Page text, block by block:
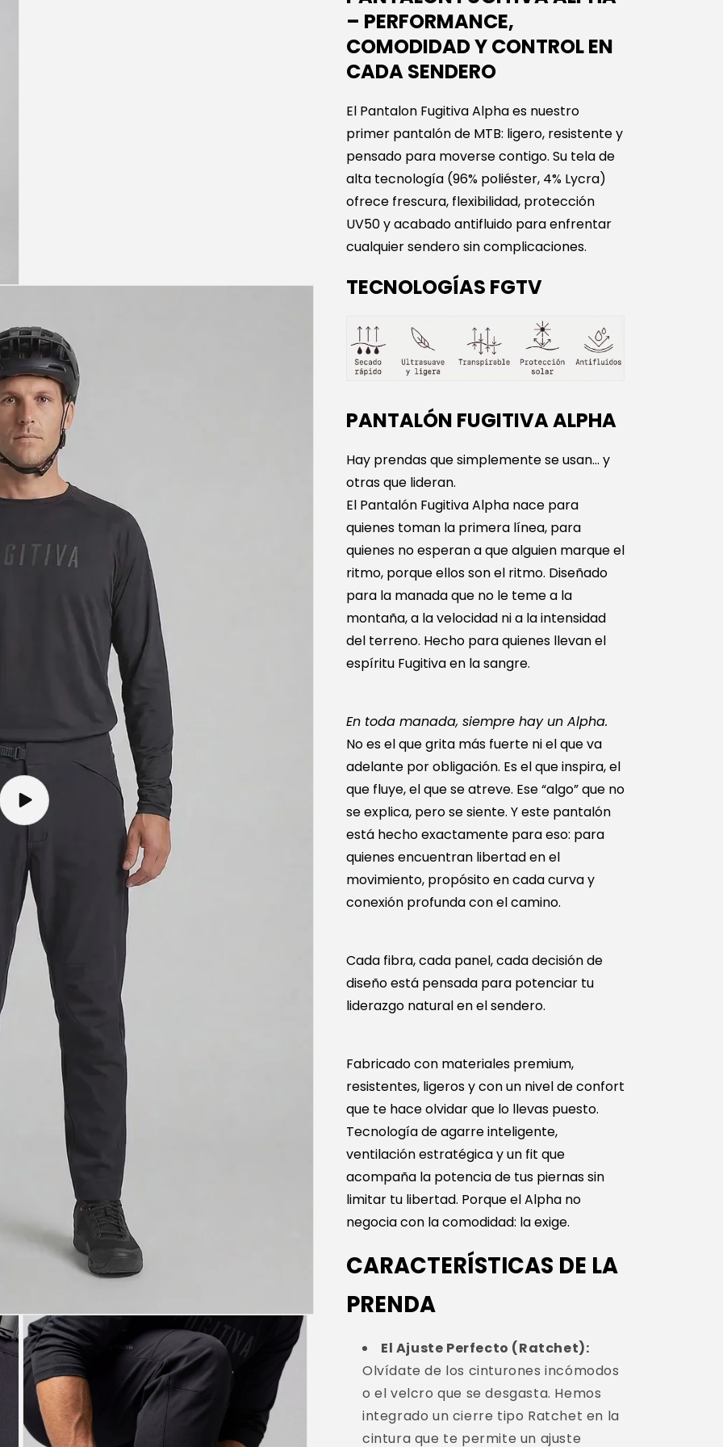
Reproducir
video
– PERFORMANCE,
COMODIDAD Y CONTROL EN
CADA SENDERO
El Pantalon Fugitiva Alpha es nuestro
primer pantalón de MTB: ligero, resistente y
pensado para moverse contigo. Su tela de
alta tecnología (96% poliéster, 4% Lycra)
ofrece frescura, flexibilidad, protección
UV50 y acabado antifluido para enfrentar
cualquier sendero sin complicaciones.
TECNOLOGÍAS FGTV
PANTALÓN FUGITIVA ALPHA
Hay prendas que simplemente se usan… y
otras que lideran.
El Pantalón Fugitiva Alpha nace para
quienes toman la primera línea, para
quienes no esperan a que alguien marque el
ritmo, porque ellos son el ritmo. Diseñado
para la manada que no le teme a la
montaña, a la velocidad ni a la intensidad
del terreno. Hecho para quienes llevan el
espíritu Fugitiva en la sangre.
En toda manada, siempre hay un Alpha.
No es el que grita más fuerte ni el que va
adelante por obligación. Es el que inspira, el
que fluye, el que se atreve. Ese “algo” que no
se explica, pero se siente. Y este pantalón
está hecho exactamente para eso: para
quienes encuentran libertad en el
movimiento, propósito en cada curva y
conexión profunda con el camino.
Cada fibra, cada panel, cada decisión de
diseño está pensada para potenciar tu
liderazgo natural en el sendero.
Fabricado con materiales premium,
resistentes, ligeros y con un nivel de confort
que te hace olvidar que lo llevas puesto.
Tecnología de agarre inteligente,
ventilación estratégica y un fit que
acompaña la potencia de tus piernas sin
limitar tu libertad. Porque el Alpha no
negocia con la comodidad: la exige.
CARACTERÍSTICAS DE LA
PRENDA
El Ajuste Perfecto (Ratchet):
Olvídate de los cinturones incómodos
o el velcro que se desgasta. Hemos
integrado un cierre tipo Ratchet en la
cintura que te permite un ajuste